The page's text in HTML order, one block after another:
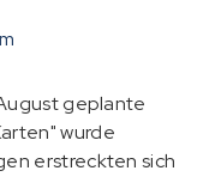
geplante
wurde
erstreckten sich